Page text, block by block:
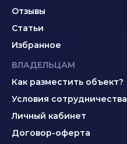
Отзывы
Статьи
Избранное
ВЛАДЕЛЬЦАМ
Как разместить объект?
Условия сотрудничества
Личный кабинет
Договор-оферта